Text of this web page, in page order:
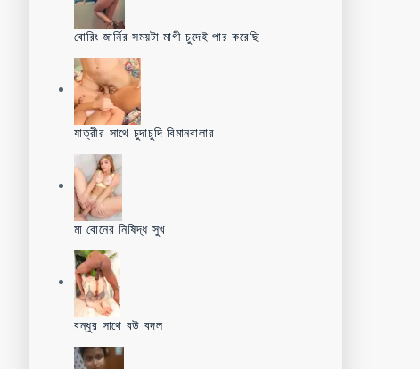
বোরিং জার্নির সময়টা মাগী চুদেই পার করেছি
যাত্রীর সাথে চুদাচুদি বিমানবালার
মা বোনের নিষিদ্ধ সুখ
বন্ধুর সাথে বউ বদল